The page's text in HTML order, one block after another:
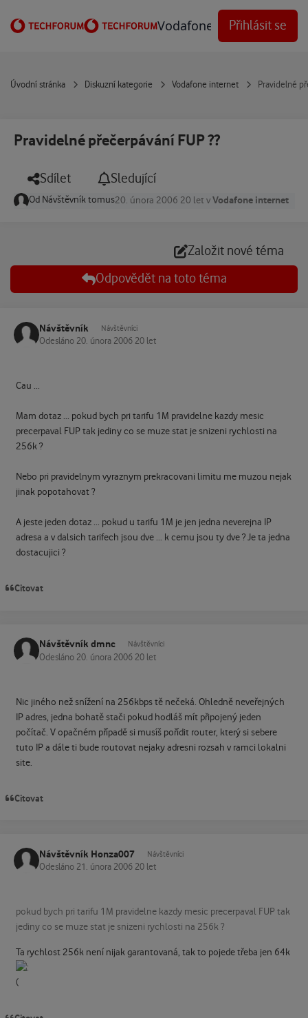
Vodafone Techforum
Přihlásit se
Úvodní stránka Diskuzní kategorie Vodafone internet Pravidelné
Pravidelné přečerpávání FUP ??
Sdílet Sledující
Od Návštěvník tomus20. února 2006 20 let vVodafone internet
Založit nové téma
Odpovědět na toto téma
Návštěvník Návštěvníci
Odesláno 20. února 2006 20 let
Cau ...
Mam dotaz ... pokud bych pri tarifu 1M pravidelne kazdy mesic
precerpaval FUP tak jediny co se muze stat je snizeni rychlosti na
256k ?
Nebo pri pravidelnym vyraznym prekracovani limitu me muzou nejak
jinak popotahovat ?
A jeste jeden dotaz ... pokud u tarifu 1M je jen jedna neverejna IP
adresa a v dalsich tarifech jsou dve ... k cemu jsou ty dve ? Je ta jedna
dostacujici ?
Citovat
Návštěvník dmnc Návštěvníci
Odesláno 20. února 2006 20 let
Nic jiného než snížení na 256kbps tě nečeká. Ohledně neveřejných
IP adres, jedna bohatě stači pokud hodláš mít připojený jeden
počítač. V opačném případě si musíš pořídit router, který si sebere
tuto IP a dále ti bude routovat nejaky adresni rozsah v ramci lokalni
site.
Citovat
Návštěvník Honza007 Návštěvníci
Odesláno 21. února 2006 20 let
pokud bych pri tarifu 1M pravidelne kazdy mesic precerpaval FUP tak
jediny co se muze stat je snizeni rychlosti na 256k ?
Ta rychlost 256k není nijak garantovaná, tak to pojede třeba jen 64k